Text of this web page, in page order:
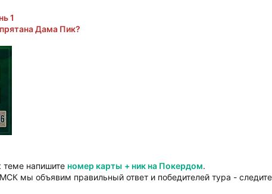
1
Дама Пик?
теме напишите номер карты + ник на Покердом.
мы объявим правильный ответ и победителей тура -